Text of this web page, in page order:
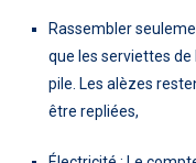
Rassembler
que les serviettes
pile. Les alèzes
être repliées,